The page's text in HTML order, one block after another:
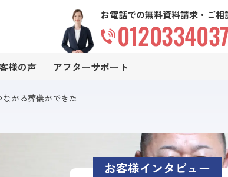
お電話での無料資料請求・ご相
0120334037
様の声 アフターサポート
がる葬儀ができた
お客様インタビュー